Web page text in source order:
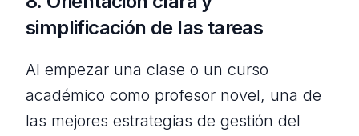
simplificación de las tareas
Al empezar una clase o un curso
académico como profesor novel, una de
las mejores estrategias de gestión del